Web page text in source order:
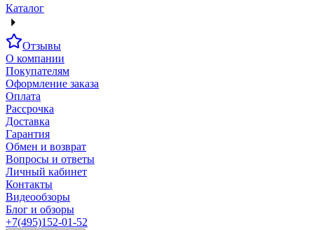
Каталог
Отзывы
О компании
Покупателям
Оформление заказа
Оплата
Рассрочка
Доставка
Гарантия
Обмен и возврат
Вопросы и ответы
Личный кабинет
Контакты
Видеообзоры
Блог и обзоры
+7(495)152-01-52